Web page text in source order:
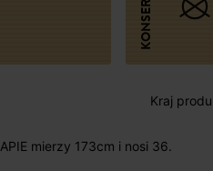
Kraj
APIE mierzy 173cm i nosi 36.